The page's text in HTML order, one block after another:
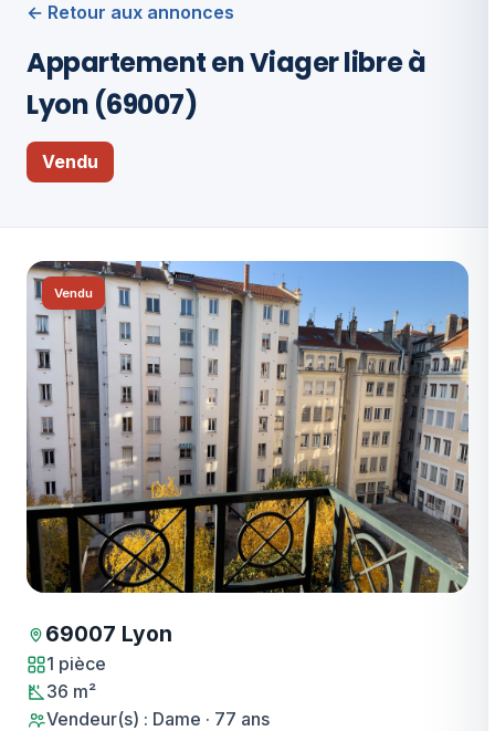
← Retour aux annonces
Appartement en Viager libre à
Lyon (69007)
Vendu
Vendu
69007 Lyon
1 pièce
36 m²
Vendeur(s) : Dame · 77 ans